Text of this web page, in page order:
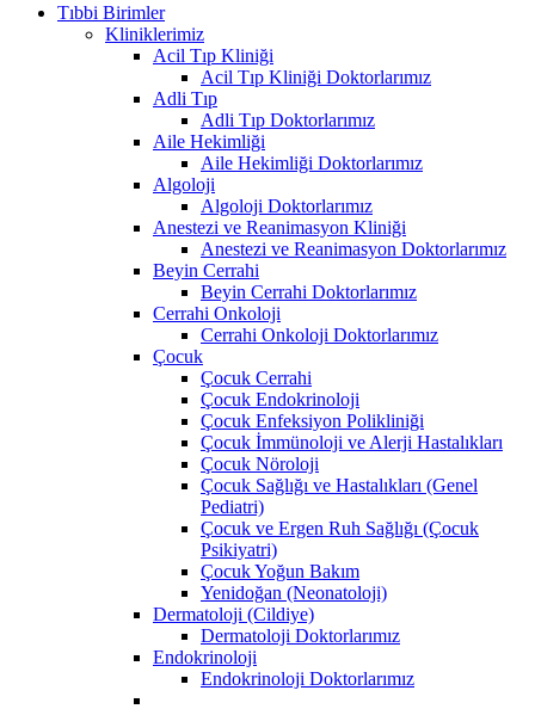
Tıbbi Birimler
Kliniklerimiz
Acil Tıp Kliniği
Acil Tıp Kliniği Doktorlarımız
Adli Tıp
Adli Tıp Doktorlarımız
Aile Hekimliği
Aile Hekimliği Doktorlarımız
Algoloji
Algoloji Doktorlarımız
Anestezi ve Reanimasyon Kliniği
Anestezi ve Reanimasyon Doktorlarımız
Beyin Cerrahi
Beyin Cerrahi Doktorlarımız
Cerrahi Onkoloji
Cerrahi Onkoloji Doktorlarımız
Çocuk
Çocuk Cerrahi
Çocuk Endokrinoloji
Çocuk Enfeksiyon Polikliniği
Çocuk İmmünoloji ve Alerji Hastalıkları
Çocuk Nöroloji
Çocuk Sağlığı ve Hastalıkları (Genel
Pediatri)
Çocuk ve Ergen Ruh Sağlığı (Çocuk
Psikiyatri)
Çocuk Yoğun Bakım
Yenidoğan (Neonatoloji)
Dermatoloji (Cildiye)
Dermatoloji Doktorlarımız
Endokrinoloji
Endokrinoloji Doktorlarımız